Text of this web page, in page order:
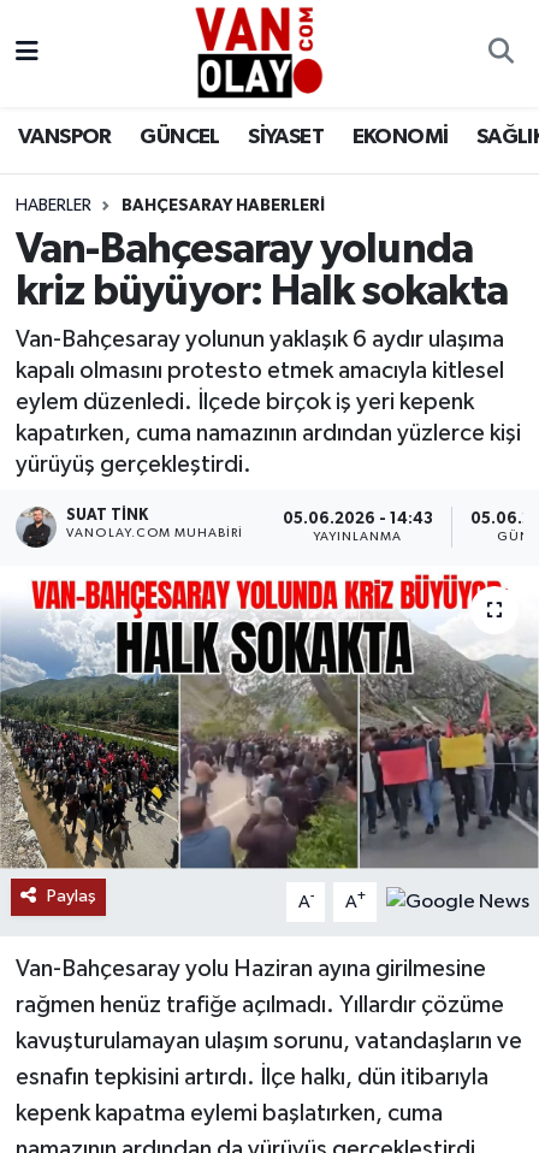
VANSPOR GÜNCEL SİYASET EKONOMİ
HABERLER BAHÇESARAY HABERLERİ
Van-Bahçesaray yolunda
kriz büyüyor: Halk sokakta
Van-Bahçesaray yolunun yaklaşık 6 aydır ulaşıma
kapalı olmasını protesto etmek amacıyla kitlesel
eylem düzenledi. İlçede birçok iş yeri kepenk
kapatırken, cuma namazının ardından yüzlerce kişi
yürüyüş gerçekleştirdi.
SUAT TINK
VANOLAY.COM MUHABIRI
05.06.2026 - 14:43
YAYINLANMA
Paylaş A- A+
Van-Bahçesaray yolu Haziran ayına girilmesine
rağmen henüz trafiğe açılmadı. Yıllardır çözüme
kavuşturulamayan ulaşım sorunu, vatandaşların ve
esnafın tepkisini artırdı. İlçe halkı, dün itibarıyla
kepenk kapatma eylemi başlatırken, cuma
Siyaset
Ekonomi
Sağlık
Eğitim
Bilim & Teknoloji
Dünya
RESMİ İLANLAR
Van Nöbetçi Eczaneler
Van Namaz Vakitleri
Van Trafik Yoğunluk Haritası
Süper Lig Puan Durumu ve Fikstür
Tüm Manşetler
Son Dakika Haberleri
Haber Arşivi